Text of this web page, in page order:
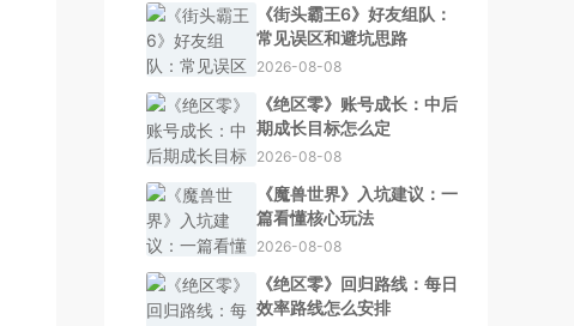
《街头霸王6》好友组队：
常见误区和避坑思路
2026-08-08
《绝区零》账号成长：中后
期成长目标怎么定
2026-08-08
《魔兽世界》入坑建议：一
篇看懂核心玩法
2026-08-08
《绝区零》回归路线：每日
效率路线怎么安排